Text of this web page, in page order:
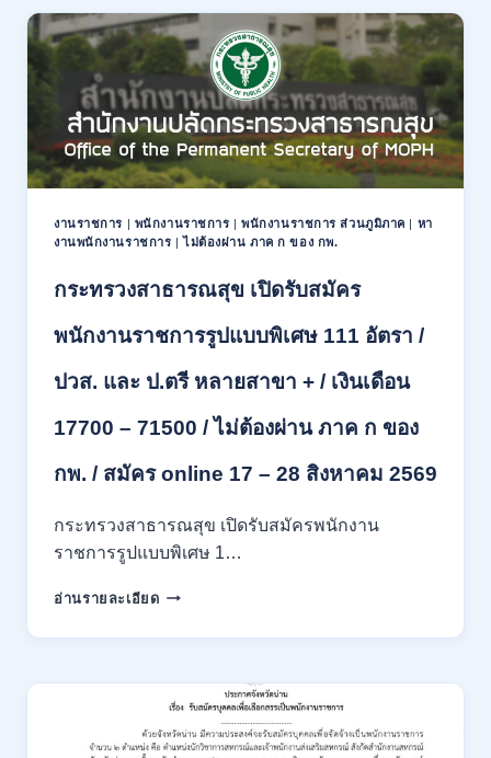
สมัคร
งาน
40
ตำแหน่ง
/
ปริญญา
ตรี
หลาย
ขึ้น
ไป
ยินดี
นักศึกษา
ใหม่
สมัคร
8
งานราชการ | พนักงานราชการ |พนักงานราชการ ส่วนภูมิภาค | หา
งานพนักงานราชการ |ไม่ต้องผ่าน ภาค ก ของ กพ.
กระทรวงสาธารณสุข เปิดรับสมัคร
พนักงานราชการรูปแบบพิเศษ 111 อัตรา /
ปวส. และ ป.ตรี หลายสาขา + / เงินเดือน
17700 – 71500 / ไม่ต้องผ่าน ภาค ก ของ
กพ. / สมัคร online 17 – 28 สิงหาคม 2569
กระทรวงสาธารณสุข เปิดรับสมัครพนักงาน
ราชการรูปแบบพิเศษ 1…
อ่านรายละเอียดกระทรวง
เปิด
สมัคร
พนักงาน
รูป